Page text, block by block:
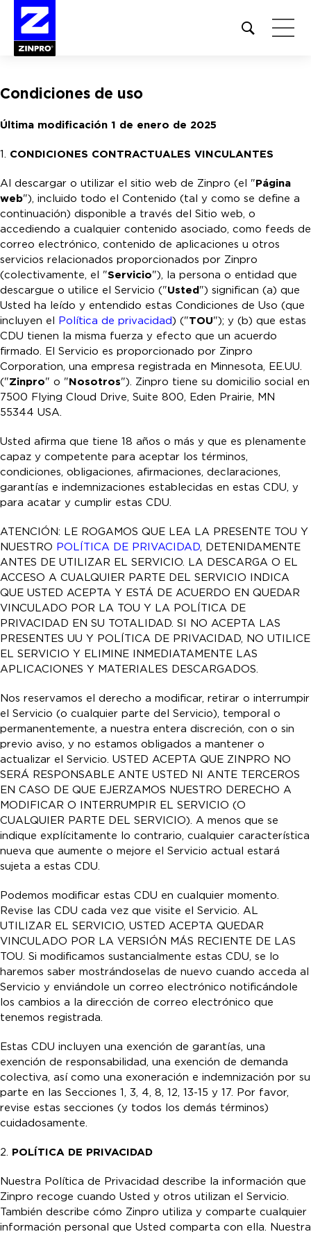
Open
site
Condiciones de uso
Última modificación 1 de enero de 2025
1. CONDICIONES CONTRACTUALES VINCULANTES
Al descargar o utilizar el sitio web de Zinpro (el "Página
web"), incluido todo el Contenido (tal y como se define a
continuación) disponible a través del Sitio web, o
accediendo a cualquier contenido asociado, como feeds de
correo electrónico, contenido de aplicaciones u otros
servicios relacionados proporcionados por Zinpro
(colectivamente, el "Servicio"), la persona o entidad que
descargue o utilice el Servicio ("Usted") significan (a) que
Usted ha leído y entendido estas Condiciones de Uso (que
incluyen el Política de privacidad) ("TOU"); y (b) que estas
CDU tienen la misma fuerza y efecto que un acuerdo
firmado. El Servicio es proporcionado por Zinpro
Corporation, una empresa registrada en Minnesota, EE.UU.
("Zinpro" o "Nosotros"). Zinpro tiene su domicilio social en
7500 Flying Cloud Drive, Suite 800, Eden Prairie, MN
55344 USA.
Usted afirma que tiene 18 años o más y que es plenamente
capaz y competente para aceptar los términos,
condiciones, obligaciones, afirmaciones, declaraciones,
garantías e indemnizaciones establecidas en estas CDU, y
para acatar y cumplir estas CDU.
ATENCIÓN: LE ROGAMOS QUE LEA LA PRESENTE TOU Y
NUESTRO POLÍTICA DE PRIVACIDAD, DETENIDAMENTE
ANTES DE UTILIZAR EL SERVICIO. LA DESCARGA O EL
ACCESO A CUALQUIER PARTE DEL SERVICIO INDICA
QUE USTED ACEPTA Y ESTÁ DE ACUERDO EN QUEDAR
VINCULADO POR LA TOU Y LA POLÍTICA DE
PRIVACIDAD EN SU TOTALIDAD. SI NO ACEPTA LAS
PRESENTES UU Y POLÍTICA DE PRIVACIDAD, NO UTILICE
EL SERVICIO Y ELIMINE INMEDIATAMENTE LAS
APLICACIONES Y MATERIALES DESCARGADOS.
Nos reservamos el derecho a modificar, retirar o interrumpir
el Servicio (o cualquier parte del Servicio), temporal o
permanentemente, a nuestra entera discreción, con o sin
previo aviso, y no estamos obligados a mantener o
actualizar el Servicio. USTED ACEPTA QUE ZINPRO NO
SERÁ RESPONSABLE ANTE USTED NI ANTE TERCEROS
EN CASO DE QUE EJERZAMOS NUESTRO DERECHO A
MODIFICAR O INTERRUMPIR EL SERVICIO (O
CUALQUIER PARTE DEL SERVICIO). A menos que se
indique explícitamente lo contrario, cualquier característica
nueva que aumente o mejore el Servicio actual estará
sujeta a estas CDU.
Podemos modificar estas CDU en cualquier momento.
Revise las CDU cada vez que visite el Servicio. AL
UTILIZAR EL SERVICIO, USTED ACEPTA QUEDAR
VINCULADO POR LA VERSIÓN MÁS RECIENTE DE LAS
TOU. Si modificamos sustancialmente estas CDU, se lo
haremos saber mostrándoselas de nuevo cuando acceda al
Servicio y enviándole un correo electrónico notificándole
los cambios a la dirección de correo electrónico que
tenemos registrada.
Estas CDU incluyen una exención de garantías, una
exención de responsabilidad, una exención de demanda
colectiva, así como una exoneración e indemnización por su
parte en las Secciones 1, 3, 4, 8, 12, 13-15 y 17. Por favor,
revise estas secciones (y todos los demás términos)
cuidadosamente.
2. POLÍTICA DE PRIVACIDAD
Nuestra Política de Privacidad describe la información que
Zinpro recoge cuando Usted y otros utilizan el Servicio.
También describe cómo Zinpro utiliza y comparte cualquier
información personal que Usted comparta con ella. Nuestra